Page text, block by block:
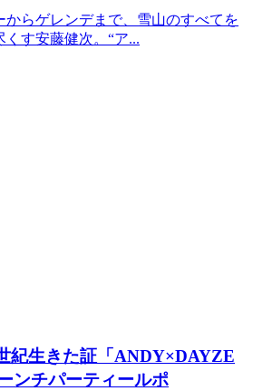
からゲレンデまで、雪山のすべてを
す安藤健次。“ア...
紀生きた証「ANDY×DAYZE
ンチパーティールポ